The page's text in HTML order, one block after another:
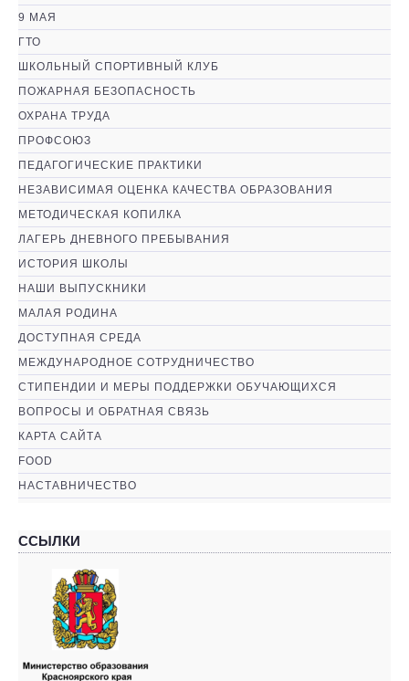
9 МАЯ
ГТО
ШКОЛЬНЫЙ СПОРТИВНЫЙ КЛУБ
ПОЖАРНАЯ БЕЗОПАСНОСТЬ
ОХРАНА ТРУДА
ПРОФСОЮЗ
ПЕДАГОГИЧЕСКИЕ ПРАКТИКИ
НЕЗАВИСИМАЯ ОЦЕНКА КАЧЕСТВА ОБРАЗОВАНИЯ
МЕТОДИЧЕСКАЯ КОПИЛКА
ЛАГЕРЬ ДНЕВНОГО ПРЕБЫВАНИЯ
ИСТОРИЯ ШКОЛЫ
НАШИ ВЫПУСКНИКИ
МАЛАЯ РОДИНА
ДОСТУПНАЯ СРЕДА
МЕЖДУНАРОДНОЕ СОТРУДНИЧЕСТВО
СТИПЕНДИИ И МЕРЫ ПОДДЕРЖКИ ОБУЧАЮЩИХСЯ
ВОПРОСЫ И ОБРАТНАЯ СВЯЗЬ
КАРТА САЙТА
FOOD
НАСТАВНИЧЕСТВО
ССЫЛКИ